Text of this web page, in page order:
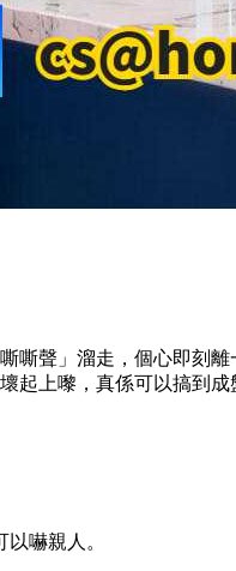
嘶聲」溜走，個心即刻
上嚟，真係可以搞到成
嚇親人。